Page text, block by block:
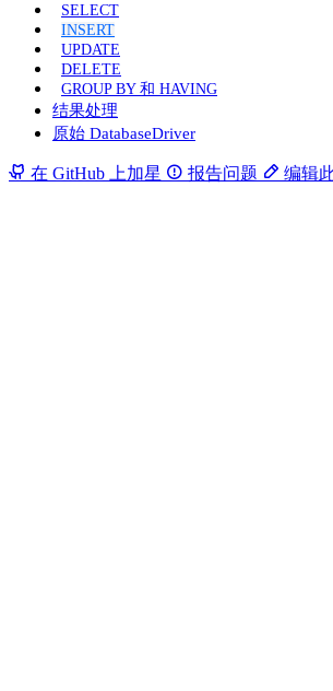
SELECT
INSERT
UPDATE
DELETE
GROUP BY 和 HAVING
结果处理
原始 DatabaseDriver
在 GitHub 上加星 报告问题 编辑